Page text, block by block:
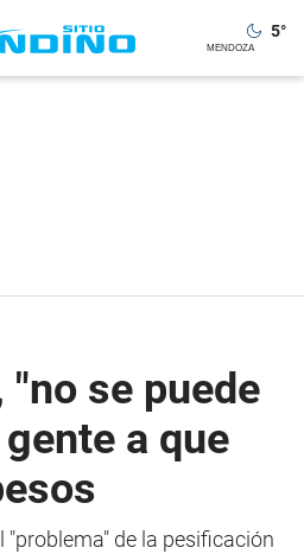
5°
"no se puede
a que
"problema" de la pesificación